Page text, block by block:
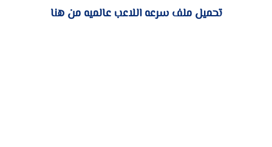
تحميل ملف سرعه اللاعب عالميه من هنا